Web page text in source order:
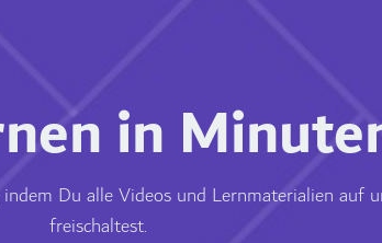
in
Du alle Videos und Lernmaterialien auf
freischaltest.